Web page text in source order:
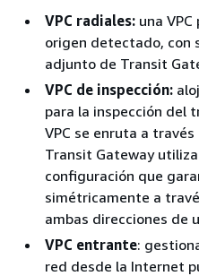
VPC radiales: una
origen detectado, con
adjunto de Transit
VPC de inspección:
para la inspección del
VPC se enruta a
Transit Gateway
configuración que
simétricamente a
ambas direcciones de
VPC entrante:
red desde la Internet